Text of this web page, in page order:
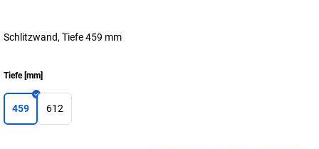
Schlitzwand, Tiefe 459 mm
Tiefe[mm]
459 612